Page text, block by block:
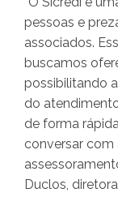
pessoas e
associados.
buscamos
possibilitando
do
de forma
conversar
Duclos,